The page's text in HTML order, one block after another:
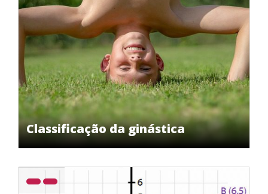
Classificação da ginástica